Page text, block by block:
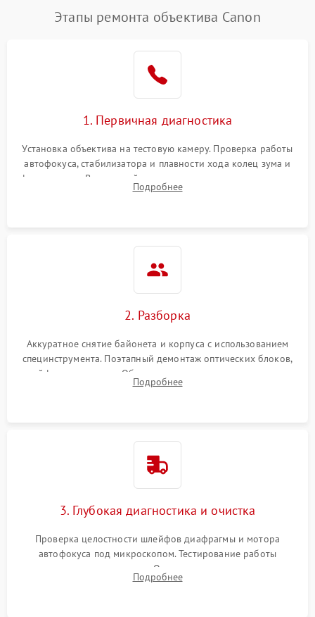
Проблемы с резкостью
Этапы ремонта объектива Canon
1. Первичная диагностика
Установка объектива на тестовую камеру. Проверка работы
автофокуса, стабилизатора и плавности хода колец зума и
фокусировки. Визуальный осмотр линз на наличие царапин,
грибка, пыли и оценка состояния контактов байонета.
Подробнее
2. Разборка
Аккуратное снятие байонета и корпуса с использованием
специнструмента. Поэтапный демонтаж оптических блоков,
шлейфов и приводов. Обязательная маркировка положения
линзовых групп для сохранения заводской центровки при
Подробнее
3. Глубокая диагностика и очистка
Проверка целостности шлейфов диафрагмы и мотора
автофокуса под микроскопом. Тестирование работы
электромагнитного привода. Очистка оптических элементов
от пыли, следов влаги и грибка спецрастворами без
Подробнее